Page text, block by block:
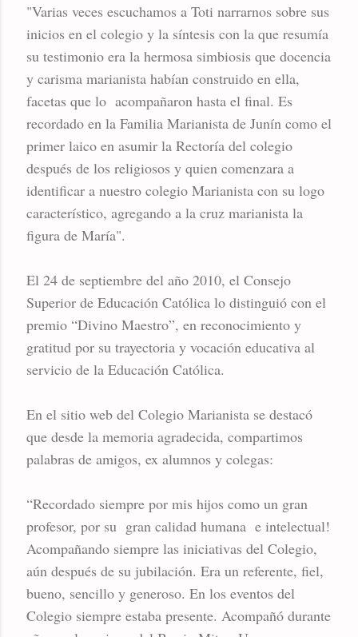
"Varias veces escuchamos a Toti narrarnos sobre sus
inicios en el colegio y la síntesis con la que resumía
su testimonio era la hermosa simbiosis que docencia
y carisma marianista habían construido en ella,
facetas que lo acompañaron hasta el final. Es
recordado en la Familia Marianista de Junín como el
primer laico en asumir la Rectoría del colegio
después de los religiosos y quien comenzara a
identificar a nuestro colegio Marianista con su logo
característico, agregando a la cruz marianista la
figura de María".
El 24 de septiembre del año 2010, el Consejo
Superior de Educación Católica lo distinguió con el
premio “Divino Maestro”, en reconocimiento y
gratitud por su trayectoria y vocación educativa al
servicio de la Educación Católica.
En el sitio web del Colegio Marianista se destacó
que desde la memoria agradecida, compartimos
palabras de amigos, ex alumnos y colegas:
“Recordado siempre por mis hijos como un gran
profesor, por su gran calidad humana e intelectual!
Acompañando siempre las iniciativas del Colegio,
aún después de su jubilación. Era un referente, fiel,
bueno, sencillo y generoso. En los eventos del
Colegio siempre estaba presente. Acompañó durante